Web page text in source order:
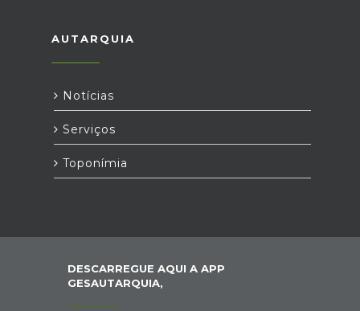
AUTARQUIA
Notícias
Serviços
Toponímia
DESCARREGUE AQUI A APP
GESAUTARQUIA,